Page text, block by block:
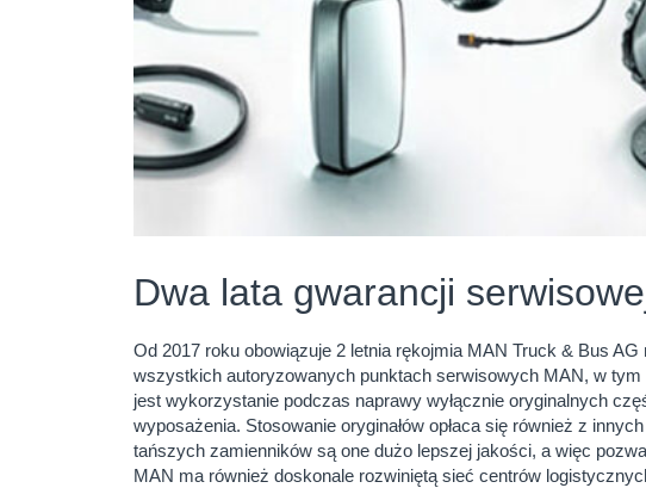
Dwa lata gwarancji
Od 2017 roku obowiązuje 2 letnia rękojmia MAN Truck & Bus
wszystkich autoryzowanych punktach serwisowych MAN, w
jest wykorzystanie podczas naprawy wyłącznie oryginalnych
wyposażenia. Stosowanie oryginałów opłaca się również z
tańszych zamienników są one dużo lepszej jakości, a więc
MAN ma również doskonale rozwiniętą sieć centrów